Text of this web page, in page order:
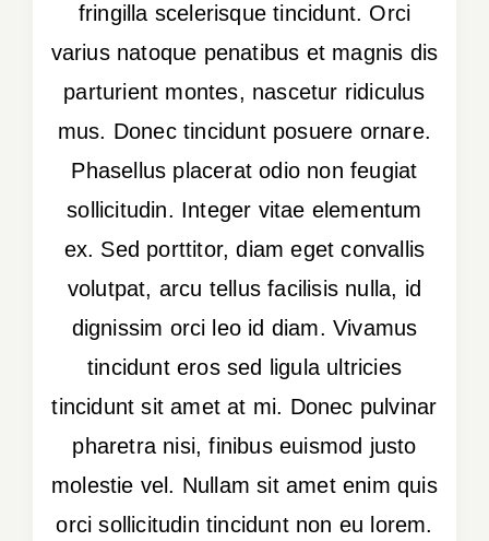
fringilla scelerisque tincidunt. Orci
varius natoque penatibus et magnis dis
parturient montes, nascetur ridiculus
mus. Donec tincidunt posuere ornare.
Phasellus placerat odio non feugiat
sollicitudin. Integer vitae elementum
ex. Sed porttitor, diam eget convallis
volutpat, arcu tellus facilisis nulla, id
dignissim orci leo id diam. Vivamus
tincidunt eros sed ligula ultricies
tincidunt sit amet at mi. Donec pulvinar
pharetra nisi, finibus euismod justo
molestie vel. Nullam sit amet enim quis
orci sollicitudin tincidunt non eu lorem.